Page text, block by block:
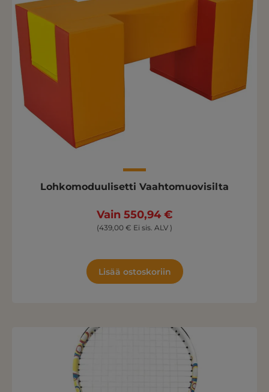
Lohkomoduulisetti Vaahtomuovisilta
Vain 550,94 €
(439,00 € Ei sis. ALV )
Lisää ostoskoriin